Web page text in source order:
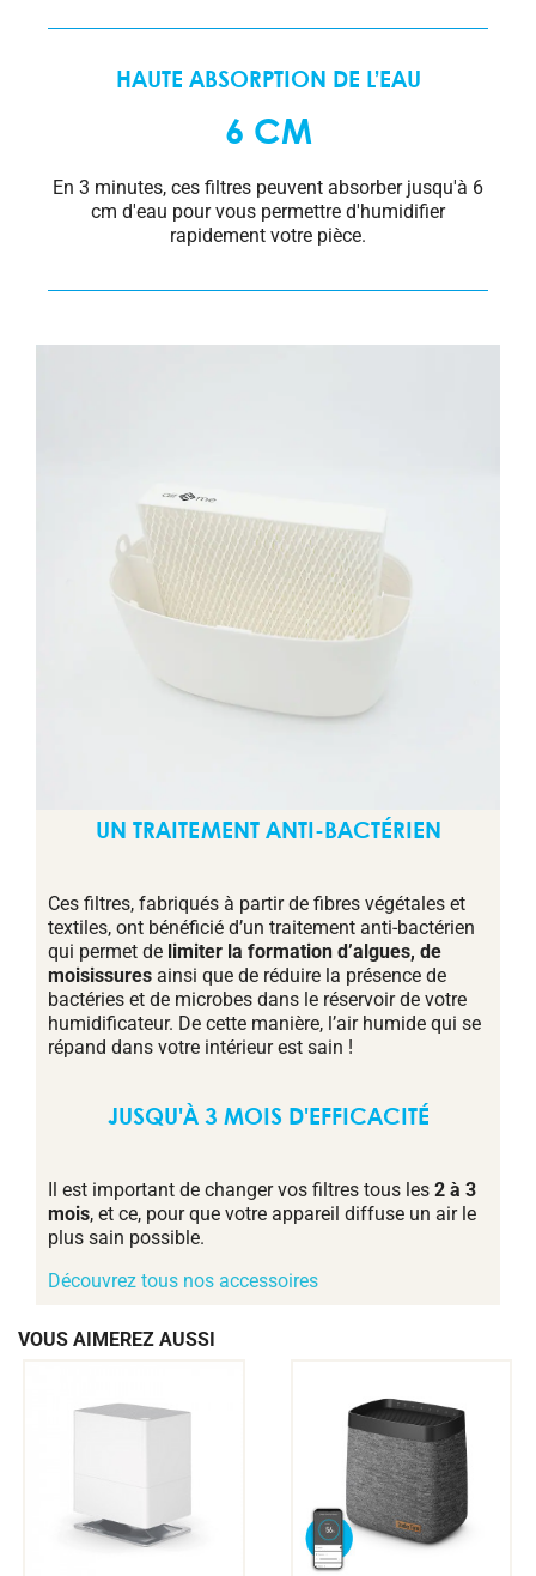
HAUTE ABSORPTION DE L’EAU
6 CM
En 3 minutes, ces filtres peuvent absorber jusqu'à 6
cm d'eau pour vous permettre d'humidifier
rapidement votre pièce.
UN TRAITEMENT ANTI-BACTÉRIEN
Ces filtres, fabriqués à partir de fibres végétales et
textiles, ont bénéficié d’un traitement anti-bactérien
qui permet de limiter la formation d’algues, de
moisissures ainsi que de réduire la présence de
bactéries et de microbes dans le réservoir de votre
humidificateur. De cette manière, l’air humide qui se
répand dans votre intérieur est sain !
JUSQU'À 3 MOIS D'EFFICACITÉ
Il est important de changer vos filtres tous les 2 à 3
mois, et ce, pour que votre appareil diffuse un air le
plus sain possible.
Découvrez tous nos accessoires
VOUS AIMEREZ AUSSI